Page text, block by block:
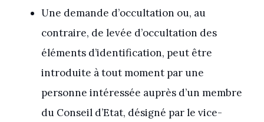
Une demande d’occultation ou, au
contraire, de levée d’occultation des
éléments d’identification, peut être
introduite à tout moment par une
personne intéressée auprès d’un membre
du Conseil d’Etat, désigné par le vice-